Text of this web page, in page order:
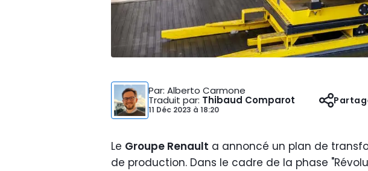
Par: Alberto Carmone
Traduit par: Thibaud Comparot
11 Déc 2023 à 18:20
Le Groupe Renault a annoncé un plan de
de production. Dans le cadre de la phase